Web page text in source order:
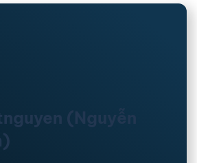
(Nguyễn